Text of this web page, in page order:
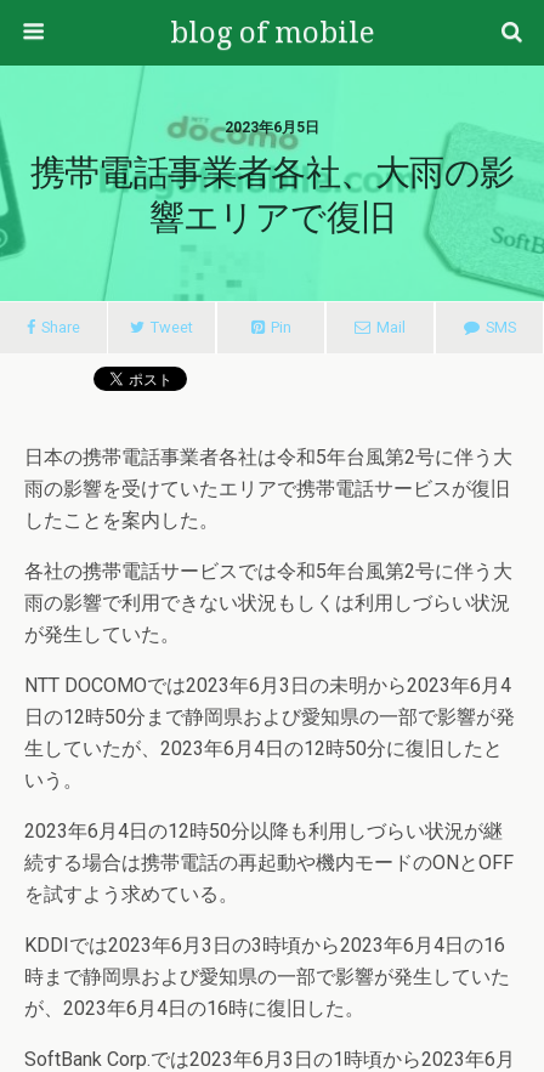
blog of mobile
2023年6月5日
携帯電話事業者各社、大雨の影
響エリアで復旧
Share Tweet Pin Mail SMS
日本の携帯電話事業者各社は令和5年台風第2号に伴う大
雨の影響を受けていたエリアで携帯電話サービスが復旧
したことを案内した。
各社の携帯電話サービスでは令和5年台風第2号に伴う大
雨の影響で利用できない状況もしくは利用しづらい状況
が発生していた。
NTT DOCOMOでは2023年6月3日の未明から2023年6月4
日の12時50分まで静岡県および愛知県の一部で影響が発
生していたが、2023年6月4日の12時50分に復旧したと
いう。
2023年6月4日の12時50分以降も利用しづらい状況が継
続する場合は携帯電話の再起動や機内モードのONとOFF
を試すよう求めている。
KDDIでは2023年6月3日の3時頃から2023年6月4日の16
時まで静岡県および愛知県の一部で影響が発生していた
が、2023年6月4日の16時に復旧した。
SoftBank Corp.では2023年6月3日の1時頃から2023年6月